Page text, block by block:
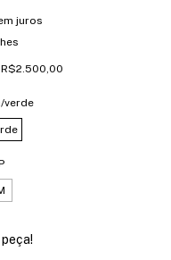
juros
R$2.500,00
verde